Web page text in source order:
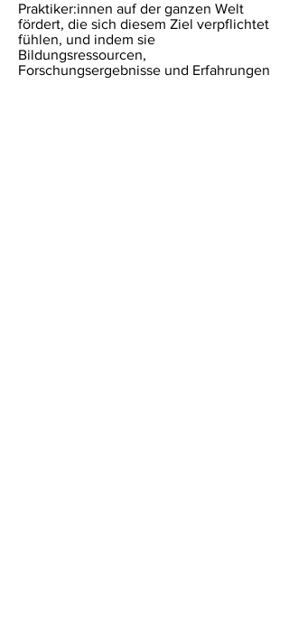
Praktiker:innen auf der ganzen Welt
fördert, die sich diesem Ziel verpflichtet
fühlen, und indem sie
Bildungsressourcen,
Forschungsergebnisse und Erfahrungen